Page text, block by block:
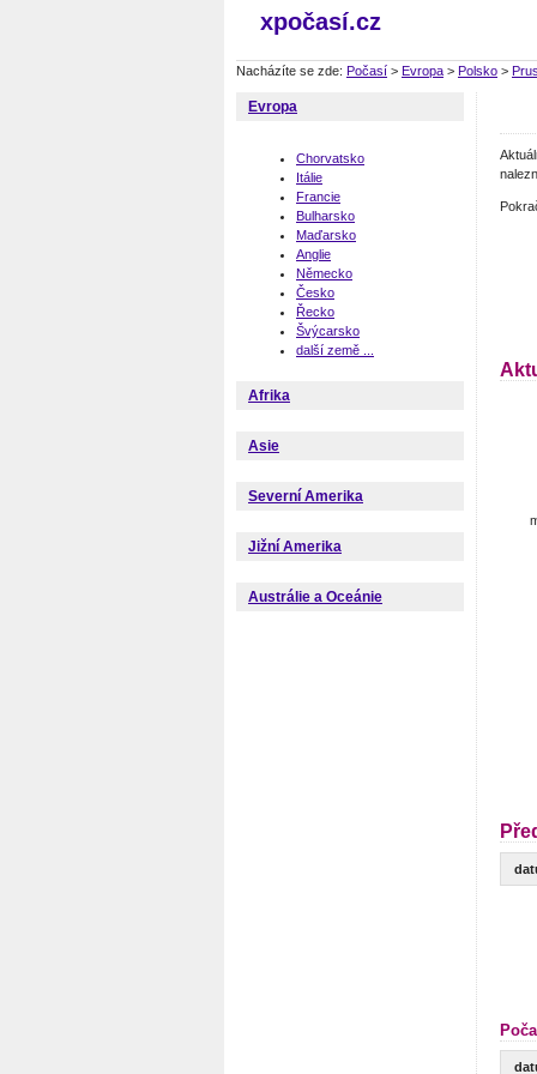
xpočasí.cz
Nacházíte se zde: Počasí > Evropa > Polsko >
Evropa
Chorvatsko
Itálie
Francie
Bulharsko
Maďarsko
Anglie
Německo
Česko
Řecko
Švýcarsko
další země ...
Afrika
Asie
Severní Amerika
Jižní Amerika
Austrálie a Oceánie